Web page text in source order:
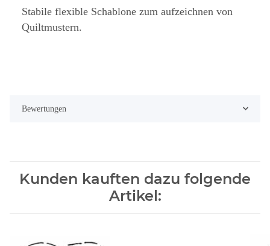
Stabile flexible Schablone zum aufzeichnen von
Quiltmustern.
Bewertungen
Kunden kauften dazu folgende
Artikel: